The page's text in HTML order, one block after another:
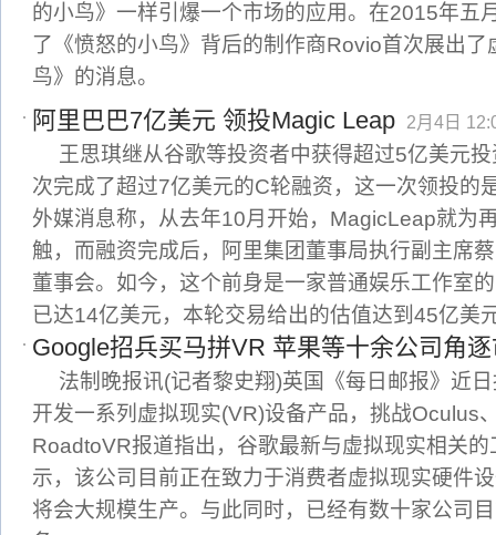
的小鸟》一样引爆一个市场的应用。在2015年五
了《愤怒的小鸟》背后的制作商Rovio首次展出
鸟》的消息。
阿里巴巴7亿美元 领投Magic Leap 2月4日
王思琪继从谷歌等投资者中获得超过5亿美元
次完成了超过7亿美元的C轮融资，这一次领投的
外媒消息称，从去年10月开始，MagicLeap就为
触，而融资完成后，阿里集团董事局执行副主席
董事会。如今，这个前身是一家普通娱乐工作室
已达14亿美元，本轮交易给出的估值达到45亿美
Google招兵买马拼VR 苹果等十余公司角
法制晚报讯(记者黎史翔)英国《每日邮报》近
开发一系列虚拟现实(VR)设备产品，挑战Oculus
RoadtoVR报道指出，谷歌最新与虚拟现实相关
示，该公司目前正在致力于消费者虚拟现实硬件
将会大规模生产。与此同时，已经有数十家公司